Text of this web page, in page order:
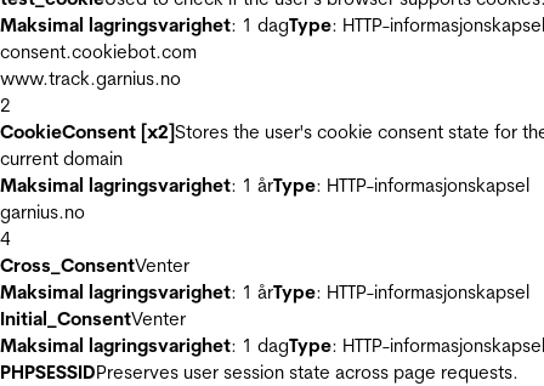
Maksimal lagringsvarighet: 1 dagType: HTTP-informasjonskapsel
consent.cookiebot.com
www.track.garnius.no
2
CookieConsent [x2]Stores the user's cookie consent state for
current domain
Maksimal lagringsvarighet: 1 årType: HTTP-informasjonskapsel
garnius.no
4
Cross_ConsentVenter
Maksimal lagringsvarighet: 1 årType: HTTP-informasjonskapsel
Initial_ConsentVenter
Maksimal lagringsvarighet: 1 dagType: HTTP-informasjonskapsel
PHPSESSIDPreserves user session state across page requests.